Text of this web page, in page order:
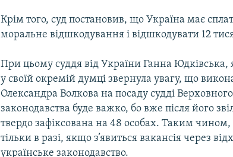
Крім того, суд постановив, що Україна має
моральне відшкодування і відшкодувати 12
При цьому суддя від України Ганна Юдківська,
у своїй окремій думці звернула увагу, що
Олександра Волкова на посаду судді
законодавства буде важко, бо вже після його
твердо зафіксована на 48 особах. Таким
тільки в разі, якщо з’явиться вакансія через
українське законодавство.